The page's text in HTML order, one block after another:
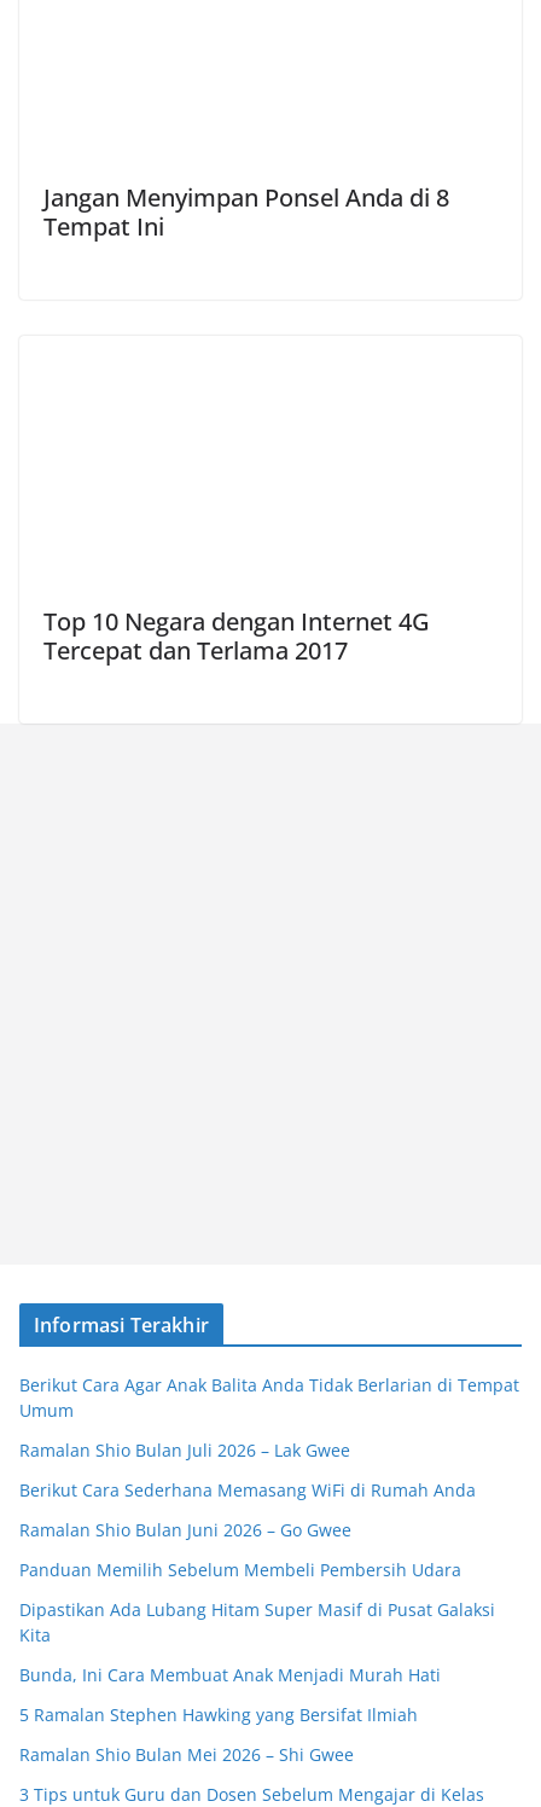
Jangan Menyimpan Ponsel Anda di 8
Tempat Ini
Top 10 Negara dengan Internet 4G
Tercepat dan Terlama 2017
Informasi Terakhir
Berikut Cara Agar Anak Balita Anda Tidak Berlarian di Tempat
Umum
Ramalan Shio Bulan Juli 2026 – Lak Gwee
Berikut Cara Sederhana Memasang WiFi di Rumah Anda
Ramalan Shio Bulan Juni 2026 – Go Gwee
Panduan Memilih Sebelum Membeli Pembersih Udara
Dipastikan Ada Lubang Hitam Super Masif di Pusat Galaksi
Kita
Bunda, Ini Cara Membuat Anak Menjadi Murah Hati
5 Ramalan Stephen Hawking yang Bersifat Ilmiah
Ramalan Shio Bulan Mei 2026 – Shi Gwee
3 Tips untuk Guru dan Dosen Sebelum Mengajar di Kelas